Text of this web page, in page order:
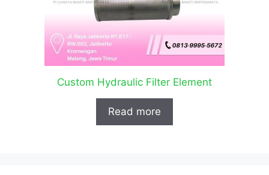
Custom Hydraulic Filter Element
Read more